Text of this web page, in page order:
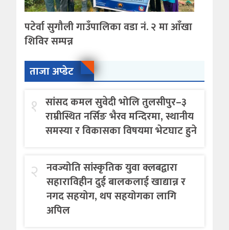
पटेर्वा सुगौली गाउँपालिका वडा नं. २ मा आँखा
शिविर सम्पन्न
ताजा अप्डेट
१ सांसद कमल सुवेदी भोलि तुलसीपुर–३
राम्रीस्थित नर्सिङ भैरव मन्दिरमा, स्थानीय
समस्या र विकासका विषयमा भेटघाट हुने
२ नवज्योति सांस्कृतिक युवा क्लबद्वारा
सहाराविहीन दुई बालकलाई खाद्यान्न र
नगद सहयोग, थप सहयोगका लागि
अपिल